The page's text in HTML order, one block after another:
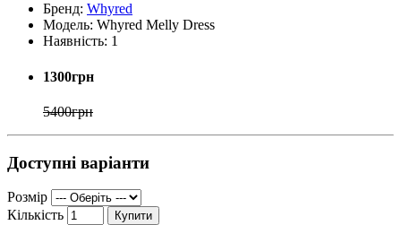
Бренд: Whyred
Модель: Whyred Melly Dress
Наявність: 1
1300грн
5400грн
Доступні варіанти
Розмір
Кількість
Купити